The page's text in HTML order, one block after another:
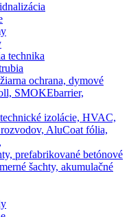
technika
ochrana, dymové
SMOKEbarrier,
izolácie, HVAC,
AluCoat fólia,
prefabrikované betónové
šachty, akumulačné